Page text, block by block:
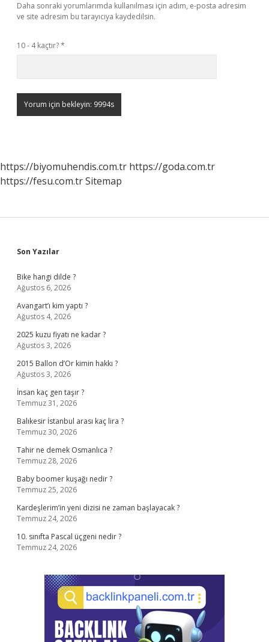
Daha sonraki yorumlarımda kullanılması için adım, e-posta adresim
ve site adresim bu tarayıcıya kaydedilsin.
10 - 4 kaçtır?*
https://biyomuhendis.com.tr https://goda.com.tr
https://fesu.com.trSitemap
Sidebar
Son Yazılar
Bike hangi dilde ?
Ağustos 6, 2026
Avangart’ı kim yaptı ?
Ağustos 4, 2026
2025 kuzu fiyatı ne kadar ?
Ağustos 3, 2026
2015 Ballon d’Or kimin hakkı ?
Ağustos 3, 2026
İnsan kaç gen taşır ?
Temmuz 31, 2026
Balıkesir İstanbul arası kaç lira ?
Temmuz 30, 2026
Tahir ne demek Osmanlıca ?
Temmuz 28, 2026
Baby boomer kuşağı nedir ?
Temmuz 25, 2026
Kardeşlerim’in yeni dizisi ne zaman başlayacak ?
Temmuz 24, 2026
10. sınıfta Pascal üçgeni nedir ?
Temmuz 24, 2026